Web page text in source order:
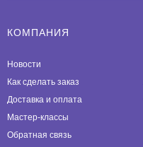
КОМПАНИЯ
Новости
Как сделать заказ
Доставка и оплата
Мастер-классы
Обратная связь